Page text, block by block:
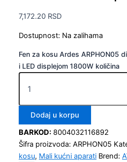
7,172.20 RSD
Dostupnost: Na zalihama
Fen za kosu Ardes ARPHON05
i LED displejom 1800W količina
Dodaj u korpu
BARKOD: 8004032116892
Šifra proizvoda: ARPHON05
kosu, Mali kućni aparati Brend: